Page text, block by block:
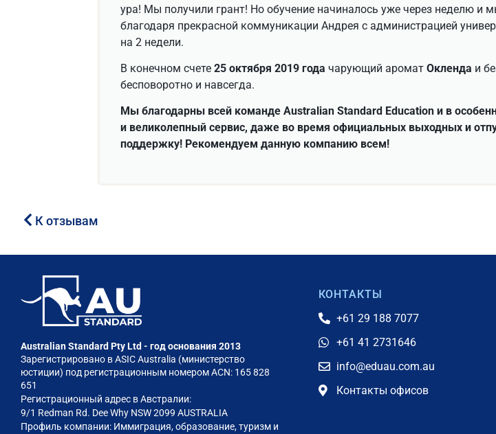
ура! Мы получили грант! Но обучение начиналось уже через неделю и
благодаря прекрасной коммуникации Андрея с администрацией
на 2 недели.
В конечном счете 25 октября 2019 года чарующий ароматОкленда и
бесповоротно и навсегда.
Мы благодарны всей команде Australian Standard Education и в
и великолепный сервис, даже во время официальных выходных и
поддержку! Рекомендуем данную компанию всем!
К отзывам
Australian Standard Pty Ltd - год основания 2013
Зарегистрировано в ASIC Australia (министерство
юстиции) под регистрационным номером ACN: 165 828
651
Регистрационный адрес в Австралии:
9/1 Redman Rd. Dee Why NSW 2099 AUSTRALIA
Профиль компании: Иммиграция, образование, туризм и
КОНТАКТЫ
+61 29 188 7077
+61 41 2731646
info@eduau.com.au
Контакты офисов